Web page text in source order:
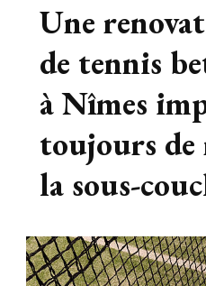
Une
de tennis
à Nîmes
toujours de
la sous-